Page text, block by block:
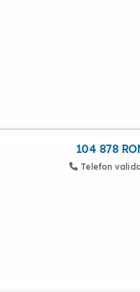
104 878
Telefon